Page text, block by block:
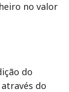
no valor
do
do